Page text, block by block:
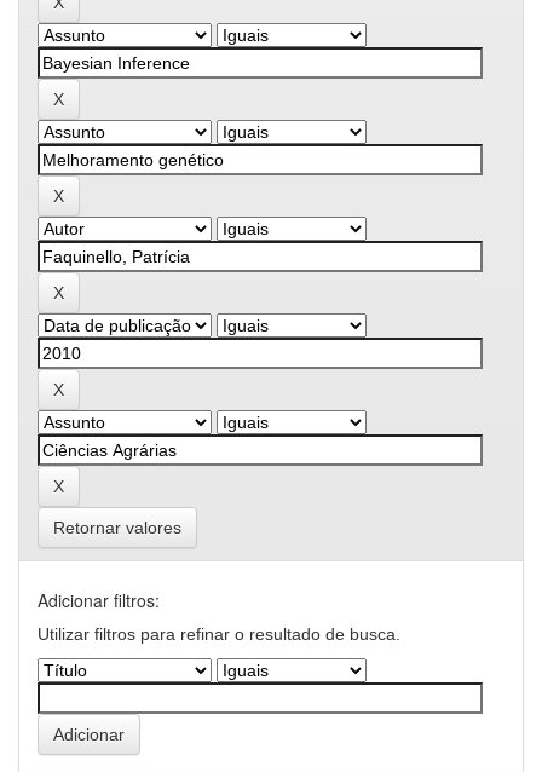
Retornar valores
Adicionar filtros:
Utilizar filtros para refinar o resultado de busca.